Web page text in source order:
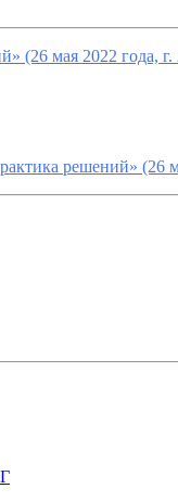
(26 мая 2022 года, г.
решений» (26